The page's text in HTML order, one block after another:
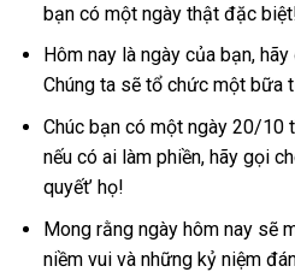
bạn có một ngày thật đặc
Hôm nay là ngày của bạn,
Chúng ta sẽ tổ chức một bữa
Chúc bạn có một ngày 20/10
nếu có ai làm phiền, hãy gọi
quyết’ họ!
Mong rằng ngày hôm nay sẽ
niềm vui và những kỷ niệm